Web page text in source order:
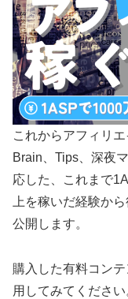
これからアフィリ
Brain、Tips、深夜
応した、これまで
上を稼いだ経験か
公開します。
購入した有料コン
用してみてくださ